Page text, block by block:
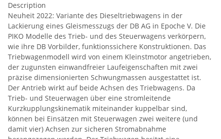
Description
Neuheit 2022: Variante des Dieseltriebwagens in der
Lackierung eines Gleismesszugs der DB AG in Epoche V. Die
PIKO Modelle des Trieb- und des Steuerwagens verkörpern,
wie ihre DB Vorbilder, funktionssichere Konstruktionen. Das
Triebwagenmodell wird von einem Kleinstmotor angetrieben,
der zugunsten einwandfreier Laufeigenschaften mit zwei
präzise dimensionierten Schwungmassen ausgestattet ist.
Der Antrieb wirkt auf beide Achsen des Triebwagens. Da
Trieb- und Steuerwagen über eine stromleitende
Kurzkupplungskinematik miteinander kuppelbar sind,
können bei Einsätzen mit Steuerwagen zwei weitere (und
damit vier) Achsen zur sicheren Stromabnahme